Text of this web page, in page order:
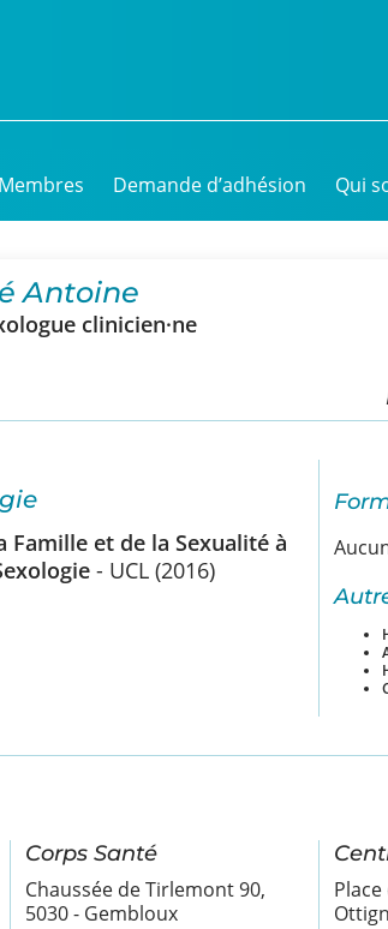
Membres Demande d’adhésion Qui
Antoine
clinicien·ne
Famille et de la Sexualité à
- UCL (2016)
Corps Santé
Chaussée de Tirlemont 90,
5030 - Gembloux